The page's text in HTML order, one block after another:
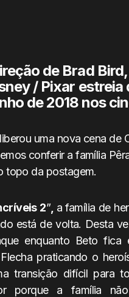
de Brad
/ Pixar estreia
de 2018 nos
uma nova cena de
conferir a família
topo da postagem.
2” a família de
está de volta. Desta
enquanto Beto fica
praticando o
transição difícil para
porque a família